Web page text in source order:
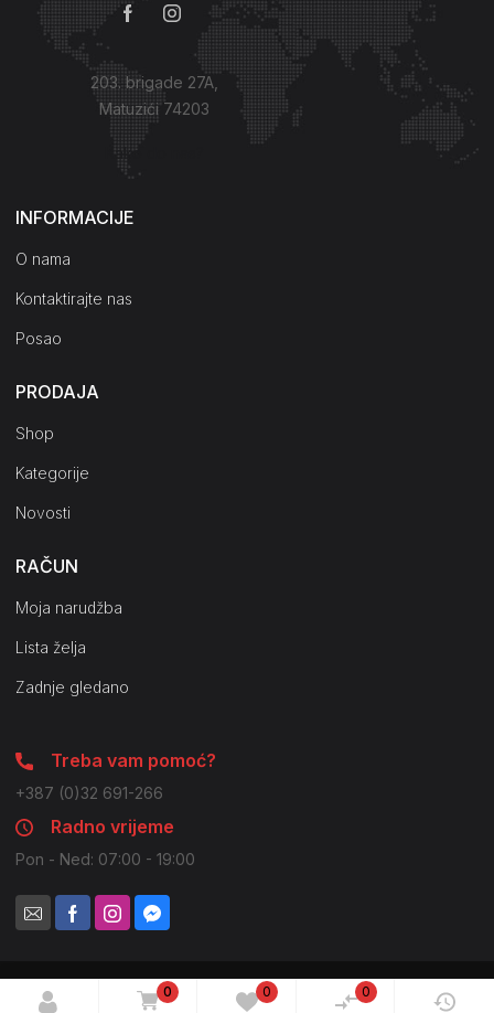
0 0 0
203. brigade 27A,
Matuzići 74203
Kako do nas?
INFORMACIJE
O nama
Kontaktirajte nas
Posao
PRODAJA
Shop
Kategorije
Novosti
RAČUN
Moja narudžba
Lista želja
Zadnje gledano
Treba vam pomoć?
+387 (0)32 691-266
Radno vrijeme
Pon - Ned: 07:00 - 19:00
© 2021 Pilot Company. Sva prava zadržana. Moguće su